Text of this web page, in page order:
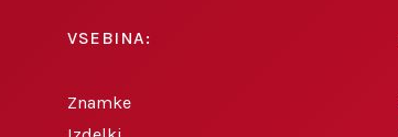
VSEBINA:
Znamke